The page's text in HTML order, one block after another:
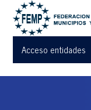
Acceso entidades